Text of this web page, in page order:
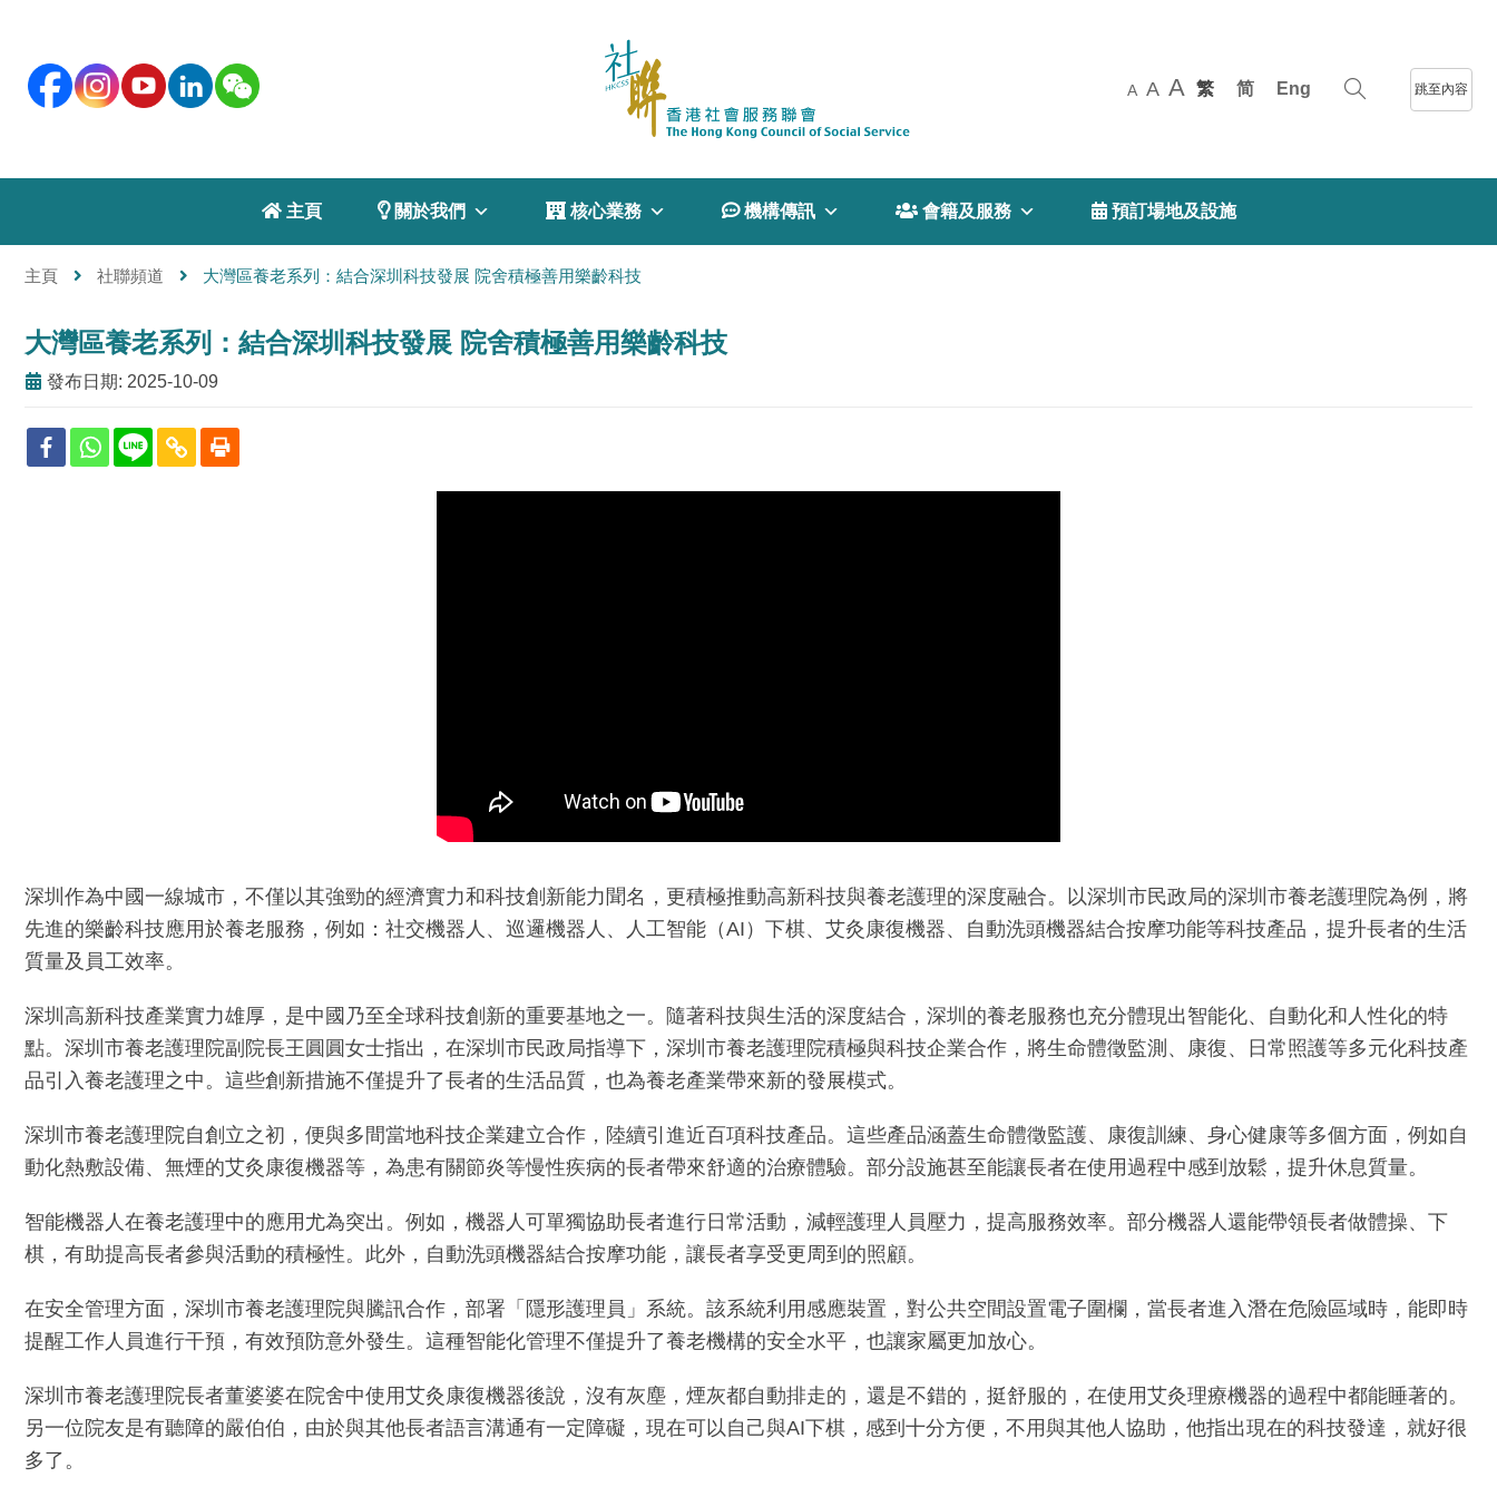
A A A 繁 简 Eng 跳至內容
 主頁  關於我們  核心業務  機構傳訊  會籍及服務  預訂場地及設施
主頁 社聯頻道 大灣區養老系列：結合深圳科技發展 院舍積極善用樂齡科技
大灣區養老系列：結合深圳科技發展 院舍積極善用樂齡科技
發布日期: 2025-10-09
深圳作為中國一線城市，不僅以其強勁的經濟實力和科技創新能力聞名，更積極推動高新科技與養老護理的深度融合。以深圳市民政局的深圳市養老護理院為例，將
先進的樂齡科技應用於養老服務，例如：社交機器人、巡邏機器人、人工智能（AI）下棋、艾灸康復機器、自動洗頭機器結合按摩功能等科技產品，提升長者的生活
質量及員工效率。
深圳高新科技產業實力雄厚，是中國乃至全球科技創新的重要基地之一。隨著科技與生活的深度結合，深圳的養老服務也充分體現出智能化、自動化和人性化的特
點。深圳市養老護理院副院長王圓圓女士指出，在深圳市民政局指導下，深圳市養老護理院積極與科技企業合作，將生命體徵監測、康復、日常照護等多元化科技產
品引入養老護理之中。這些創新措施不僅提升了長者的生活品質，也為養老產業帶來新的發展模式。
深圳市養老護理院自創立之初，便與多間當地科技企業建立合作，陸續引進近百項科技產品。這些產品涵蓋生命體徵監護、康復訓練、身心健康等多個方面，例如自
動化熱敷設備、無煙的艾灸康復機器等，為患有關節炎等慢性疾病的長者帶來舒適的治療體驗。部分設施甚至能讓長者在使用過程中感到放鬆，提升休息質量。
智能機器人在養老護理中的應用尤為突出。例如，機器人可單獨協助長者進行日常活動，減輕護理人員壓力，提高服務效率。部分機器人還能帶領長者做體操、下
棋，有助提高長者參與活動的積極性。此外，自動洗頭機器結合按摩功能，讓長者享受更周到的照顧。
在安全管理方面，深圳市養老護理院與騰訊合作，部署「隱形護理員」系統。該系統利用感應裝置，對公共空間設置電子圍欄，當長者進入潛在危險區域時，能即時
提醒工作人員進行干預，有效預防意外發生。這種智能化管理不僅提升了養老機構的安全水平，也讓家屬更加放心。
深圳市養老護理院長者董婆婆在院舍中使用艾灸康復機器後說，沒有灰塵，煙灰都自動排走的，還是不錯的，挺舒服的，在使用艾灸理療機器的過程中都能睡著的。
另一位院友是有聽障的嚴伯伯，由於與其他長者語言溝通有一定障礙，現在可以自己與AI下棋，感到十分方便，不用與其他人協助，他指出現在的科技發達，就好很
多了。